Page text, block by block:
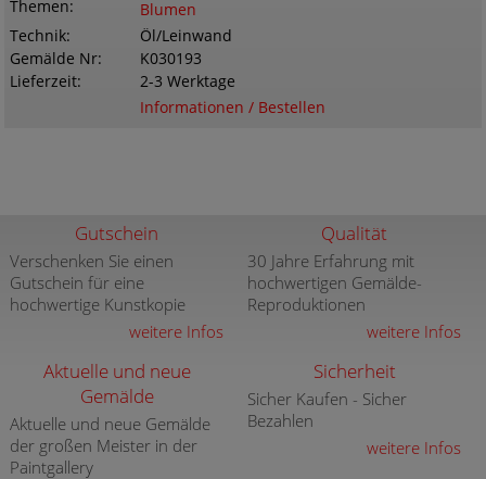
Themen
Blumen
Technik
Öl/Leinwand
Gemälde Nr
K030193
Lieferzeit
2-3 Werktage
Informationen / Bestellen
Gutschein
Verschenken Sie einen
Gutschein für eine
hochwertige Kunstkopie
weitere Infos
Qualität
30 Jahre Erfahrung mit
hochwertigen Gemälde-
Reproduktionen
weitere Infos
Aktuelle und neue
Gemälde
Aktuelle und neue Gemälde
der großen Meister in der
Paintgallery
Sicherheit
Sicher Kaufen - Sicher
Bezahlen
weitere Infos